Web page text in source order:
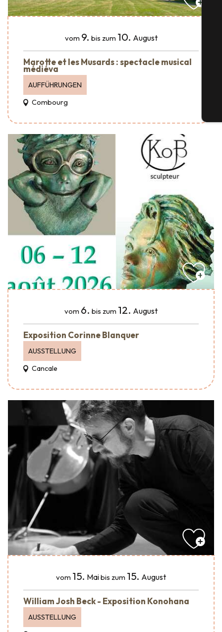
vom 9. bis zum 10. August
Marotte et les Musards : spectacle musical
médiéva
AUFFÜHRUNGEN
Combourg
vom 6. bis zum 12. August
Exposition Corinne Blanquer
AUSSTELLUNG
Cancale
vom 15. Maibis zum 15. August
William Josh Beck - Exposition Konohana
AUSSTELLUNG